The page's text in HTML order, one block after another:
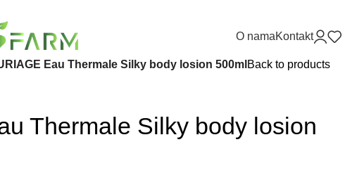
O namaKontakt
Eau Thermale Silky body losion 500ml Back to products
Thermale Silky body losion